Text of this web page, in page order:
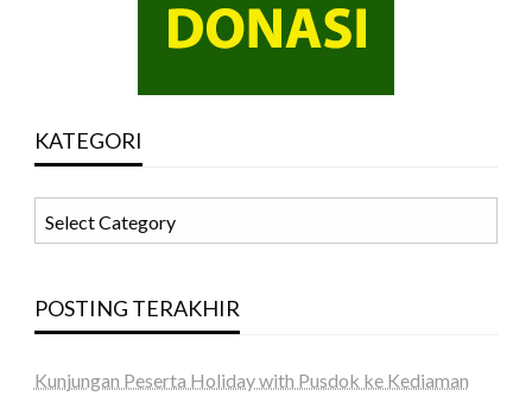
KATEGORI
POSTING TERAKHIR
Kunjungan Peserta Holiday with Pusdok ke Kediaman